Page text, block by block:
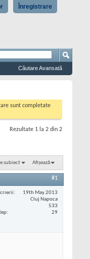
Înregistrare
Căutare Avansată
sunt completate
Rezultate 1 la 2 din 2
subiect Afișează
#1
19th May 2013
Cluj Napoca
533
29